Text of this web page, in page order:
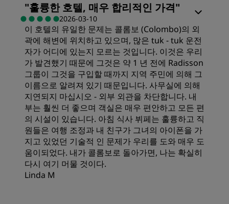
청결도
"훌륭한 호텔, 매우 합리적인 가격"
2026-03-10
이 호텔의 유일한 문제는 콜롬보 (Colombo)의 외
곽에 해변에 위치하고 있으며, 많은 tuk - tuk 운전
자가 어디에 있는지 모르는 것입니다. 이것은 우리
가 발견했기 때문에 그것은 약 1 년 전에 Radisson
그룹이 그것을 구입할 때까지 지역 주민에 의해 그
이름으로 알려져 있기 때문입니다. 사무실에 의해
지연되지 마십시오 - 외부 외관을 차단합니다. 내
부는 훨씬 더 좋으며 객실은 매우 편안하고 모든 편
의 시설이 있습니다. 아침 식사 뷔페는 훌륭하고 직
원들은 여행 조정과 내 친구가 그녀의 아이폰을 가
지고 있었던 기술적 인 문제가 우리를 도와 매우 도
움이되었다. 내가 콜롬보로 돌아가면, 나는 확실히
다시 여기 머물 것이다.
Linda M